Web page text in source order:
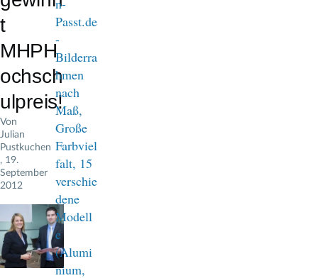
a
t
i
o
n
t
MHPH
ochsch
ulpreis!
Von
Julian
Pustkuchen
, 19.
September
2012